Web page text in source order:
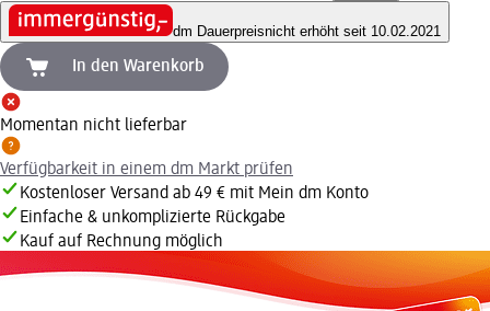
dm Dauerpreisnicht erhöht seit 10.02.2021
In den Warenkorb
Momentan nicht lieferbar
Verfügbarkeit in einem dm Markt prüfen
Kostenloser Versand ab 49 € mit Mein dm Konto
Einfache & unkomplizierte Rückgabe
Kauf auf Rechnung möglich